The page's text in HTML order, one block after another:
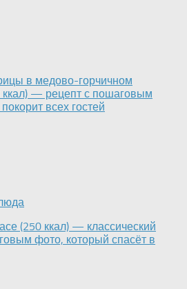
в медово-горчичном
ккал) — рецепт с пошаговым
всех гостей
(250 ккал) — классический
фото, который спасёт в